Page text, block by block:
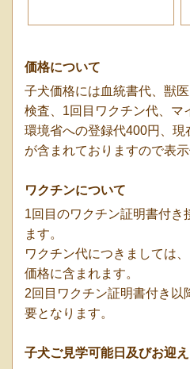
価格について
子犬価格には血統書代、獣
検査、1回目ワクチン代、マ
環境省への登録代400円、
が含まれておりますので表
ワクチンについて
1回目のワクチン証明書付き
ます。
ワクチン代につきましては
価格に含まれます。
2回目ワクチン証明書付き以
要となります。
子犬ご見学可能日及びお迎